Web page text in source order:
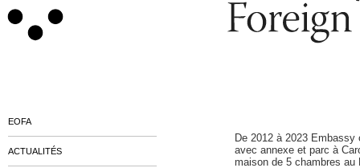
De 2012 à 2023
avec annexe et parc à
maison de 5 chambres au
EOFA
ACTUALITÉS